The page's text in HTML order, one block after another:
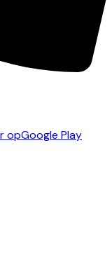
opGoogle Play